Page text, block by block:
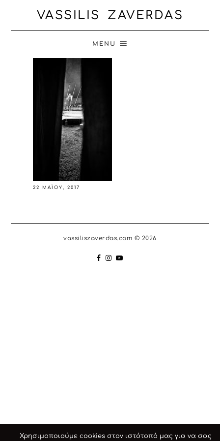
VASSILIS ZAVERDAS
MENU
22 ΜΑΪ́ΟΥ, 2017
vassiliszaverdas.com © 2026
Χρησιμοποιούμε cookies στον ιστότοπό μας για να σας